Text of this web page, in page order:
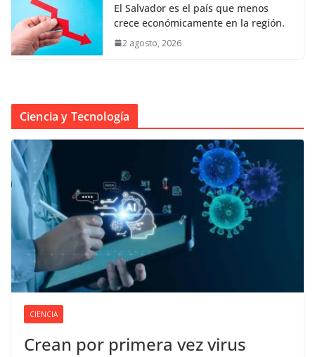
El Salvador es el país que menos
crece económicamente en la región.
2 agosto, 2026
Ciencia y Tecnología
CIENCIA
Crean por primera vez virus